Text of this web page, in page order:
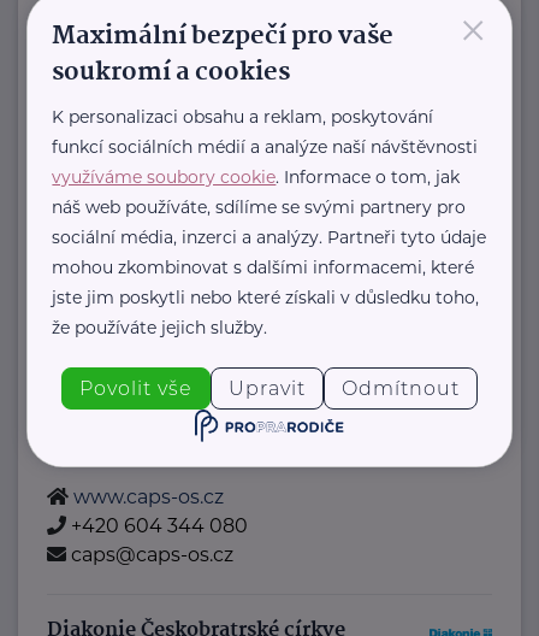
Bronzový partner
Česká asociace pečovatelské služby, z.s.
Pobočky:
Jihočeská krajská pobočka
Mgr. Ivana Ambrusová
tel: 736634490, e-
mail: ivana.ambrusova@sovyck.cz
Jihomoravská krajská pobočka
Bc. Jarmila Pěčková
tel: 519326748, e-
mail: reditelka@remediaplus.cz
www.caps-os.cz
+420 604 344 080
caps@caps-os.cz
×
Maximální bezpečí pro vaše
soukromí a cookies
K personalizaci obsahu a reklam, poskytování
funkcí sociálních médií a analýze naší návštěvnosti
využíváme soubory cookie. Informace o tom, jak
náš web používáte, sdílíme se svými partnery pro
sociální média, inzerci a analýzy. Partneři tyto údaje
mohou zkombinovat s dalšími informacemi, které
jste jim poskytli nebo které získali v důsledku toho,
že používáte jejich služby.
Povolit vše Upravit Odmítnout